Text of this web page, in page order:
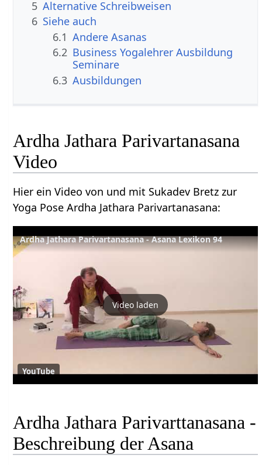
5 Alternative Schreibweisen
6 Siehe auch
6.1 Andere Asanas
6.2 Business Yogalehrer Ausbildung
Seminare
6.3 Ausbildungen
Ardha Jathara Parivartanasana
Video
Hier ein Video von und mit Sukadev Bretz zur
Yoga Pose Ardha Jathara Parivartanasana:
Ardha Jathara Parivartanasana - Asana Lexikon 94
Video laden
YouTube
Ardha Jathara Parivarttanasana -
Beschreibung der Asana